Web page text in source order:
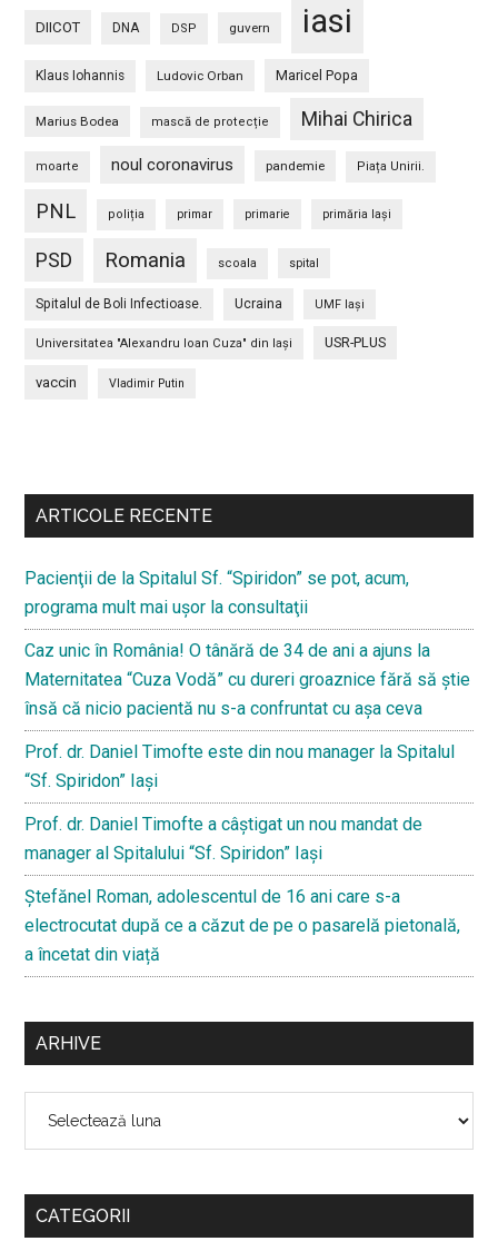
DIICOT DNA DSP guvern iasi
Klaus Iohannis Ludovic Orban Maricel Popa
Marius Bodea mască de protecție Mihai Chirica
moarte noul coronavirus pandemie Piața Unirii.
PNL poliția primar primarie primăria Iași
PSD Romania scoala spital
Spitalul de Boli Infectioase. Ucraina UMF Iași
Universitatea "Alexandru Ioan Cuza" din Iaşi USR-PLUS
vaccin Vladimir Putin
secundara
ARTICOLE RECENTE
Pacienţii de la Spitalul Sf. “Spiridon” se pot, acum,
programa mult mai uşor la consultaţii
Caz unic în România! O tânără de 34 de ani a ajuns la
Maternitatea “Cuza Vodă” cu dureri groaznice fără să ştie
însă că nicio pacientă nu s-a confruntat cu așa ceva
Prof. dr. Daniel Timofte este din nou manager la Spitalul
“Sf. Spiridon” Iaşi
Prof. dr. Daniel Timofte a câștigat un nou mandat de
manager al Spitalului “Sf. Spiridon” Iași
Ştefănel Roman, adolescentul de 16 ani care s-a
electrocutat după ce a căzut de pe o pasarelă pietonală,
a încetat din viață
ARHIVE
CATEGORII